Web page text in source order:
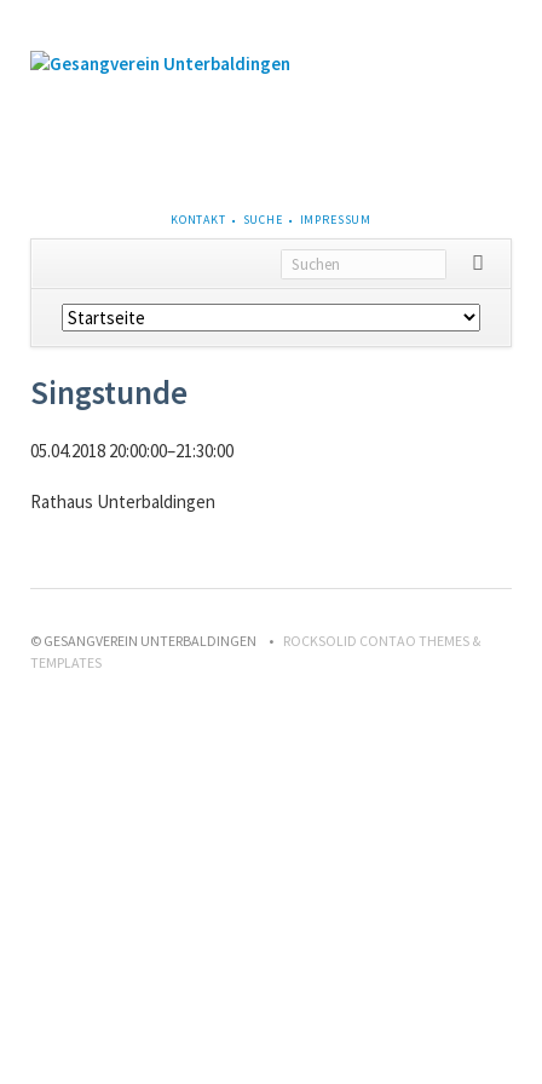
NAVIGATION
ÜBERSPRINGEN
KONTAKT SUCHE IMPRESSUM
Navigation
überspringen
Singstunde
05.04.2018 20:00:00–21:30:00
Rathaus Unterbaldingen
© GESANGVEREIN UNTERBALDINGEN
ROCKSOLID CONTAO THEMES &
TEMPLATES